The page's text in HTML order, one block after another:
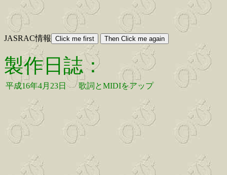
JASRAC情報
製作日誌：
平成16年4月23日 歌詞とMIDIをアップ